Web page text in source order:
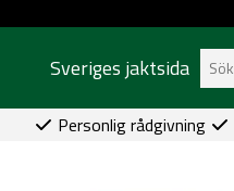
Sveriges jaktsida
Personlig rådgivning